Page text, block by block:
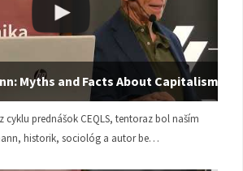
Myths and Facts About Capitalism
cyklu prednášok CEQLS, tentoraz bol naším
historik, sociológ a autor be…